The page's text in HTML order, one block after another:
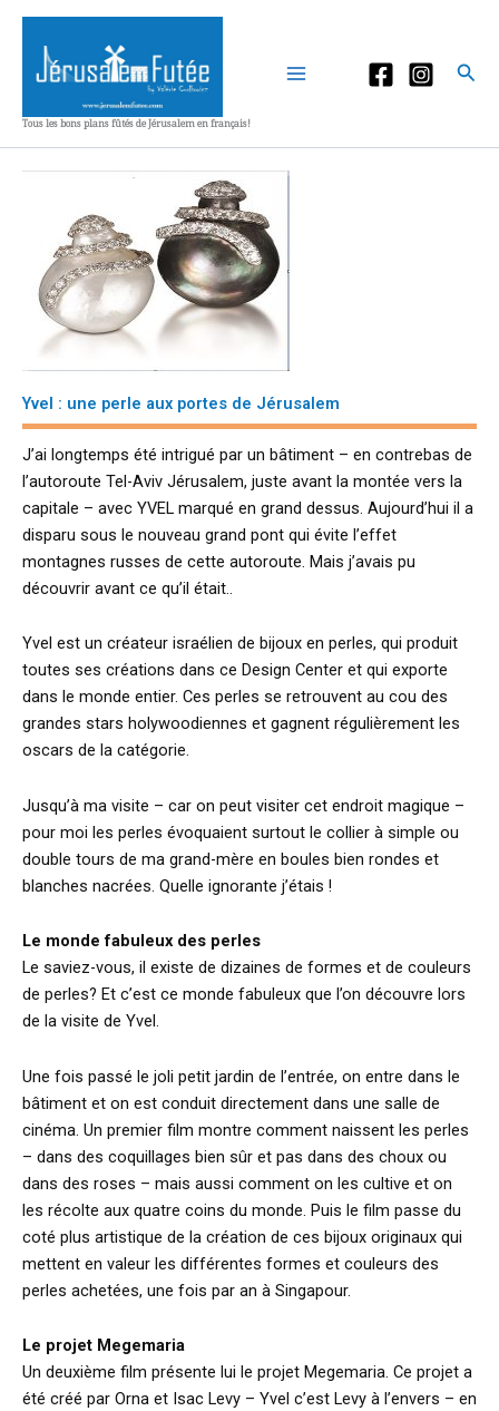
Aller
contenu
Tous les bons plans fûtés de Jérusalem en français!
Yvel : une perle aux portes de Jérusalem
J’ai longtemps été intrigué par un bâtiment – en contrebas de
l’autoroute Tel-Aviv Jérusalem, juste avant la montée vers la
capitale – avec YVEL marqué en grand dessus. Aujourd’hui il a
disparu sous le nouveau grand pont qui évite l’effet
montagnes russes de cette autoroute. Mais j’avais pu
découvrir avant ce qu’il était..
Yvel est un créateur israélien de bijoux en perles, qui produit
toutes ses créations dans ce Design Center et qui exporte
dans le monde entier. Ces perles se retrouvent au cou des
grandes stars holywoodiennes et gagnent régulièrement les
oscars de la catégorie.
Jusqu’à ma visite – car on peut visiter cet endroit magique –
pour moi les perles évoquaient surtout le collier à simple ou
double tours de ma grand-mère en boules bien rondes et
blanches nacrées. Quelle ignorante j’étais !
Le monde fabuleux des perles
Le saviez-vous, il existe de dizaines de formes et de couleurs
de perles? Et c’est ce monde fabuleux que l’on découvre lors
de la visite de Yvel.
Une fois passé le joli petit jardin de l’entrée, on entre dans le
bâtiment et on est conduit directement dans une salle de
cinéma. Un premier film montre comment naissent les perles
– dans des coquillages bien sûr et pas dans des choux ou
dans des roses – mais aussi comment on les cultive et on
les récolte aux quatre coins du monde. Puis le film passe du
coté plus artistique de la création de ces bijoux originaux qui
mettent en valeur les différentes formes et couleurs des
perles achetées, une fois par an à Singapour.
Le projet Megemaria
Un deuxième film présente lui le projet Megemaria. Ce projet a
été créé par Orna et Isac Levy – Yvel c’est Levy à l’envers – en